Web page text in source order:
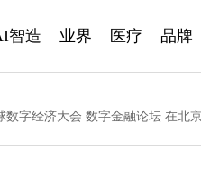
智造 业界 医疗 品牌
数字经济大会 数字金融论坛 在北